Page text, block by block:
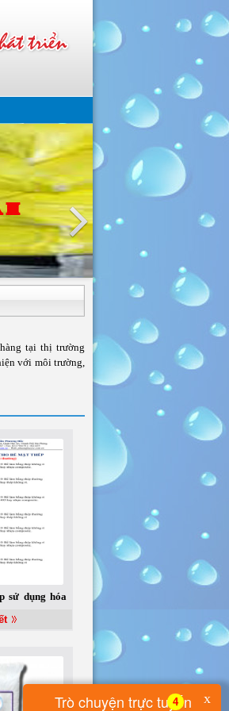
tại thị trường
với môi trường,
sử dụng hóa
Trò chuyện trực tuyến
4 x